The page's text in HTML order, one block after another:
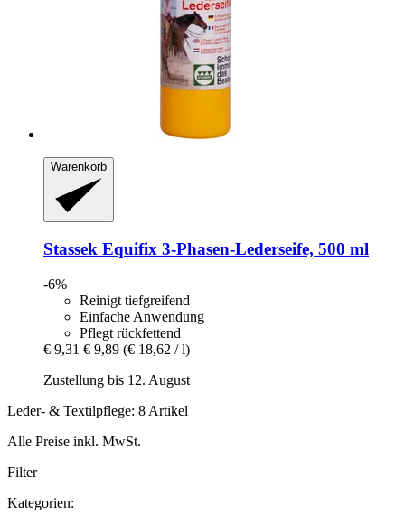
Warenkorb
Stassek Equifix 3-​Phasen-​Lederseife, 500 ml
-6%
Reinigt tiefgreifend
Einfache Anwendung
Pflegt rückfettend
€ 9,31 € 9,89 (€ 18,62 / l)
Zustellung bis 12. August
Leder- & Textilpflege: 8 Artikel
Alle Preise inkl. MwSt.
Filter
Kategorien: